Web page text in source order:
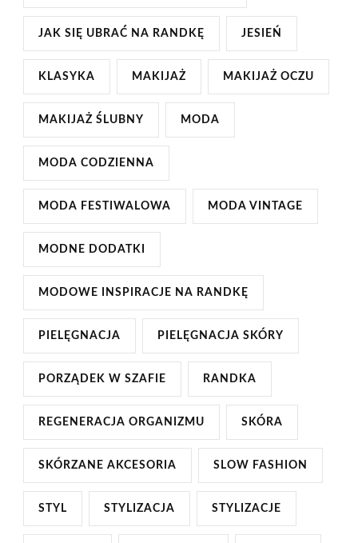
JAK SIĘ UBRAĆ NA RANDKĘ JESIEŃ
KLASYKA MAKIJAŻ MAKIJAŻ OCZU
MAKIJAŻ ŚLUBNY MODA
MODA CODZIENNA
MODA FESTIWALOWA MODA VINTAGE
MODNE DODATKI
MODOWE INSPIRACJE NA RANDKĘ
PIELĘGNACJA PIELĘGNACJA SKÓRY
PORZĄDEK W SZAFIE RANDKA
REGENERACJA ORGANIZMU SKÓRA
SKÓRZANE AKCESORIA SLOW FASHION
STYL STYLIZACJA STYLIZACJE